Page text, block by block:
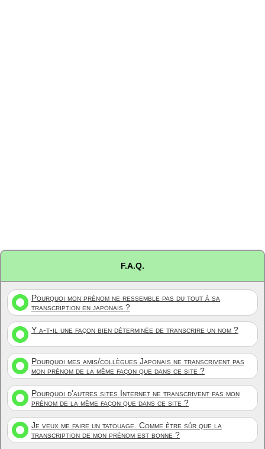
F.A.Q.
Pourquoi mon prénom ne ressemble pas du tout à sa
transcription en japonais ?
Y a-t-il une façon bien déterminée de transcrire un nom ?
Pourquoi mes amis/collègues Japonais ne transcrivent pas
mon prénom de la même façon que dans ce site ?
Pourquoi d'autres sites Internet ne transcrivent pas mon
prénom de la même façon que dans ce site ?
Je veux me faire un tatouage. Comme être sûr que la
transcription de mon prénom est bonne ?